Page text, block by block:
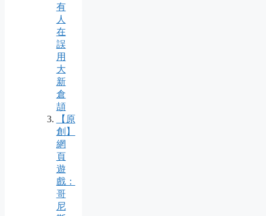
有
人
在
誤
用
大
新
倉
頡
【原
創】
網
頁
遊
戲：
哥
尼